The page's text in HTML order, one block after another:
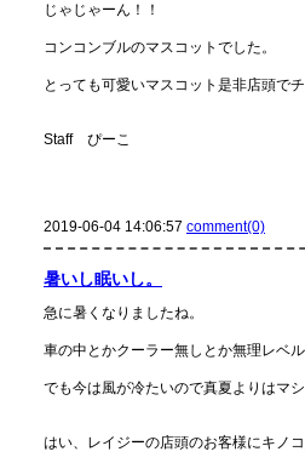
じゃじゃーん！！
コンコンブルのマスコットでした。
とっても可愛いマスコット是非店頭で
Staff ぴーこ
2019-06-04 14:06:57 comment(0)
暑いし眠いし。
急に暑くなりましたね。
車の中とかクーラー無しとか無理レベル
でも今は風が冷たいので真夏よりはマ
はい、レイジーの店頭のお客様にキノ